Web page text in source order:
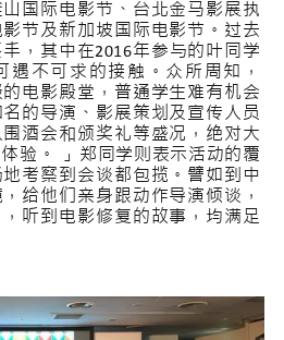
国际电影节、台北金马影展执
节及新加坡国际电影节。过去
，其中在2016年参与的叶同学
遇不可求的接触。众所周知，
的电影殿堂，普通学生难有机会
的导演、影展策划及宣传人员
酒会和颁奖礼等盛况，绝对大
验。 」郑同学则表示活动的覆
考察到会谈都包揽。譬如到中
给他们亲身跟动作导演倾谈，
听到电影修复的故事，均满足